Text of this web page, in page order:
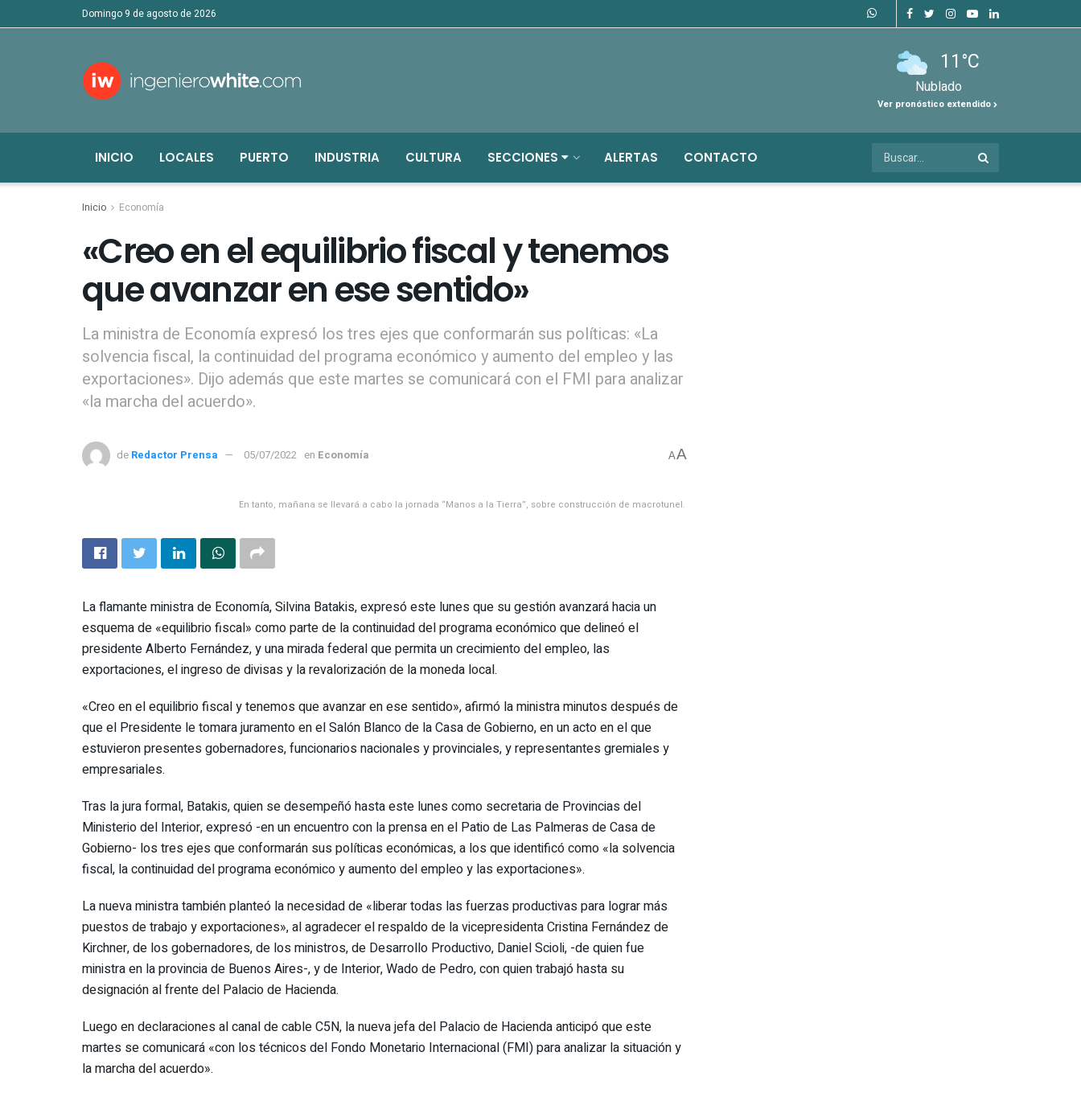
domingo 9 de agosto de 2026
11°C
Nublado
Ver pronóstico extendido
INICIO LOCALES PUERTO INDUSTRIA CULTURA SECCIONES ALERTAS CONTACTO
Inicio Economía
«Creo en el equilibrio fiscal y tenemos
que avanzar en ese sentido»
La ministra de Economía expresó los tres ejes que conformarán sus políticas: «La
solvencia fiscal, la continuidad del programa económico y aumento del empleo y las
exportaciones». Dijo además que este martes se comunicará con el FMI para analizar
«la marcha del acuerdo».
de Redactor Prensa 05/07/2022 en Economía AA
En tanto, mañana se llevará a cabo la jornada “Manos a la Tierra”, sobre construcción de macrotunel.
La flamante ministra de Economía, Silvina Batakis, expresó este lunes que su gestión avanzará hacia un
esquema de «equilibrio fiscal» como parte de la continuidad del programa económico que delineó el
presidente Alberto Fernández, y una mirada federal que permita un crecimiento del empleo, las
exportaciones, el ingreso de divisas y la revalorización de la moneda local.
«Creo en el equilibrio fiscal y tenemos que avanzar en ese sentido», afirmó la ministra minutos después de
que el Presidente le tomara juramento en el Salón Blanco de la Casa de Gobierno, en un acto en el que
estuvieron presentes gobernadores, funcionarios nacionales y provinciales, y representantes gremiales y
empresariales.
Tras la jura formal, Batakis, quien se desempeñó hasta este lunes como secretaria de Provincias del
Ministerio del Interior, expresó -en un encuentro con la prensa en el Patio de Las Palmeras de Casa de
Gobierno- los tres ejes que conformarán sus políticas económicas, a los que identificó como «la solvencia
fiscal, la continuidad del programa económico y aumento del empleo y las exportaciones».
La nueva ministra también planteó la necesidad de «liberar todas las fuerzas productivas para lograr más
puestos de trabajo y exportaciones», al agradecer el respaldo de la vicepresidenta Cristina Fernández de
Kirchner, de los gobernadores, de los ministros, de Desarrollo Productivo, Daniel Scioli, -de quien fue
ministra en la provincia de Buenos Aires-, y de Interior, Wado de Pedro, con quien trabajó hasta su
designación al frente del Palacio de Hacienda.
Luego en declaraciones al canal de cable C5N, la nueva jefa del Palacio de Hacienda anticipó que este
martes se comunicará «con los técnicos del Fondo Monetario Internacional (FMI) para analizar la situación y
la marcha del acuerdo».